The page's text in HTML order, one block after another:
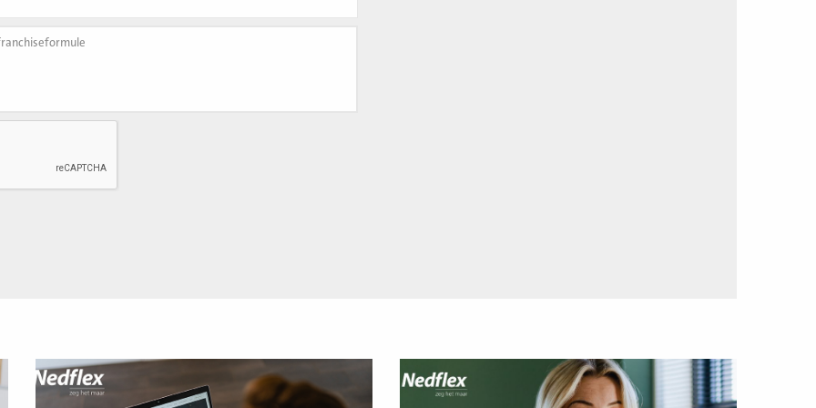
Lees
meer
Lees
meer